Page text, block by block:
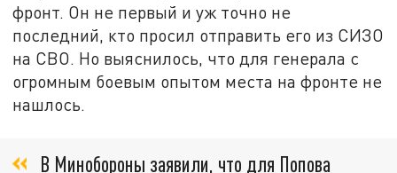
фронт. Он не первый и уж точно не
последний, кто просил отправить его из СИЗО
на СВО. Но выяснилось, что для генерала с
огромным боевым опытом места на фронте не
нашлось.
В Минобороны заявили, что для Попова